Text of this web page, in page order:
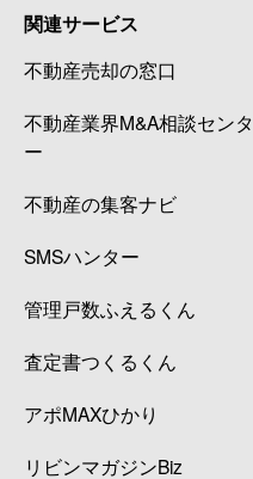
関連サービス
不動産売却の窓口
不動産業界M&A相談センタ
ー
不動産の集客ナビ
SMSハンター
管理戸数ふえるくん
査定書つくるくん
アポMAXひかり
リビンマガジンBiz